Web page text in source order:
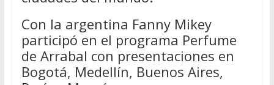
Con la argentina Fanny Mikey
participó en el programa Perfume
de Arrabal con presentaciones en
Bogotá, Medellín, Buenos Aires,